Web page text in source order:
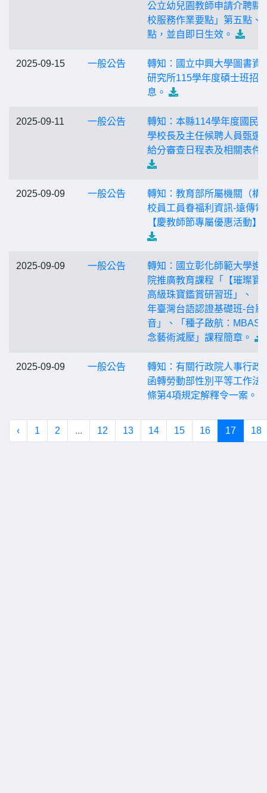
公立幼兒園教師申請介聘縣
校服務作業要點」第五點、
點，並自即日生效。
2025-09-15 一般公告
轉知：國立中興大學圖書資
研究所115學年度碩士班招
息。
2025-09-11 一般公告
轉知：本縣114學年度國民
學校長及主任候聘人員甄選
給分審查日程表及相關表件
2025-09-09 一般公告
轉知：教育部所屬機關（構
校員工員眷福利資訊-遠傳電
【慶教師節專屬優惠活動】
2025-09-09 一般公告
轉知：國立彰化師範大學進
院推廣教育課程「【璀璨寶
高級珠寶鑑賞研習班」、「
年臺灣台語認證基礎班-台羅
音」、「種子啟航：
念藝術減壓」課程簡章。
2025-09-09 一般公告
轉知：有關行政院人事行政
函轉勞動部性別平等工作法
條第4項規定解釋令一案。
‹ 1 2 ... 12 13 14 15 16 17 18